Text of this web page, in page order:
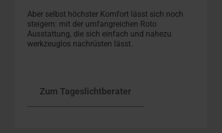
Aber selbst höchster Komfort lässt sich noch
steigern: mit der umfangreichen Roto
Ausstattung, die sich einfach und nahezu
werkzeuglos nachrüsten lässt.
Zum Tageslichtberater